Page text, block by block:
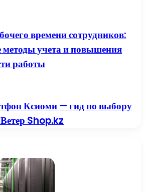
времени сотрудников:
методы учета и повышения
работы
Ксиоми — гид по выбору
Shop.kz